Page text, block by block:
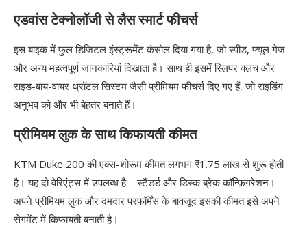
एडवांस टेक्नोलॉजी से लैस स्मार्ट फीचर्स
इस बाइक में फुल डिजिटल इंस्ट्रूमेंट कंसोल दिया गया है, जो स्पीड, फ्यूल गेज
और अन्य महत्वपूर्ण जानकारियां दिखाता है। साथ ही इसमें स्लिपर क्लच और
राइड-बाय-वायर थ्रॉटल सिस्टम जैसी प्रीमियम फीचर्स दिए गए हैं, जो राइडिंग
अनुभव को और भी बेहतर बनाते हैं।
प्रीमियम लुक के साथ किफायती कीमत
KTM Duke 200 की एक्स-शोरूम कीमत लगभग ₹1.75 लाख से शुरू होती
है। यह दो वेरिएंट्स में उपलब्ध है – स्टैंडर्ड और डिस्क ब्रेक कॉन्फ़िगरेशन।
अपने प्रीमियम लुक और दमदार परफॉर्मेंस के बावजूद इसकी कीमत इसे अपने
सेगमेंट में किफायती बनाती है।